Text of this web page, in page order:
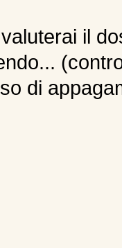
il
di